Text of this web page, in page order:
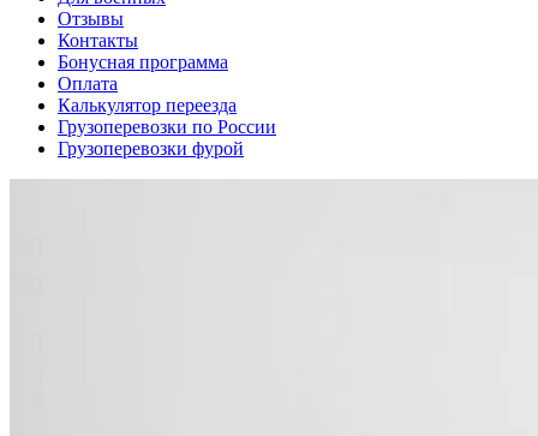
Отзывы
Контакты
Бонусная программа
Оплата
Калькулятор переезда
Грузоперевозки по России
Грузоперевозки фурой